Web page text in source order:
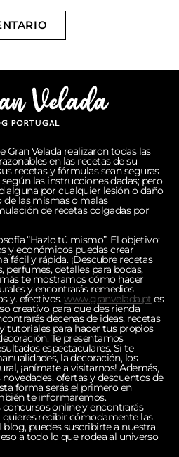
Gran Velada realizaron todas las
en las recetas de su
recetas y fórmulas sean seguras
las instrucciones dadas; pero
alguna por cualquier lesión o daño
de las mismas o malas
de recetas colgadas por
“Hazlo tú mismo”. El objetivo:
y económicos puedas crear
fácil y rápida. ¡Descubre recetas
perfumes, detalles para bodas,
te mostramos cómo hacer
y encontrarás remedios
y. efectivos.www.granvelada.pt es
creativo para que des rienda
decenas de ideas, recetas
tutoriales para hacer tus propios
Te presentamos
espectaculares. Si te
la decoración, los
¡anímate a visitarnos! Además,
ofertas y descuentos de
forma serás el primero en
te informaremos.
online y encontrarás
quieres recibir cómodamente las
puedes suscribirte a nuestra
a todo lo que rodea al universo